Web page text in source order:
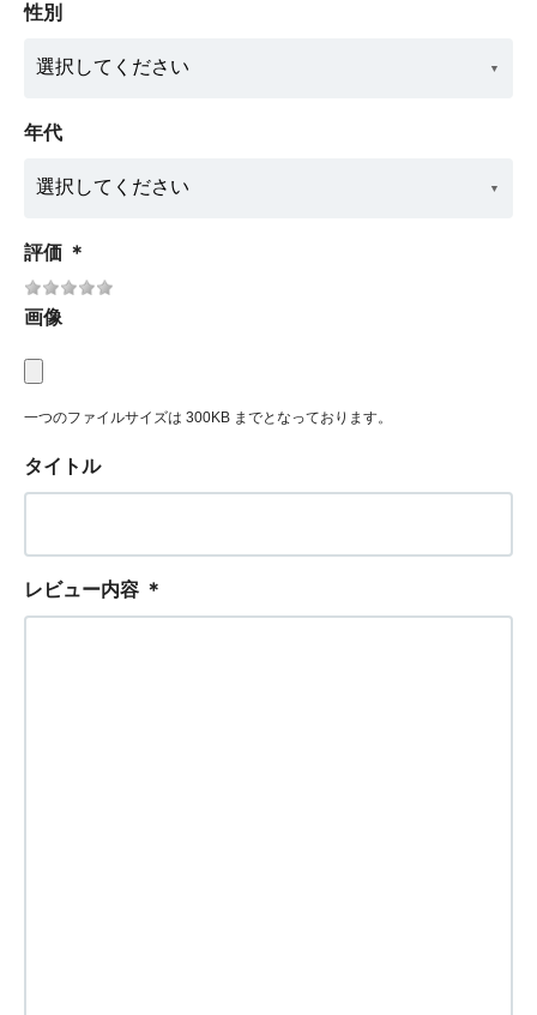
性別
年代
評価 ＊
画像
一つのファイルサイズは 300KB までとなっております。
タイトル
レビュー内容 ＊